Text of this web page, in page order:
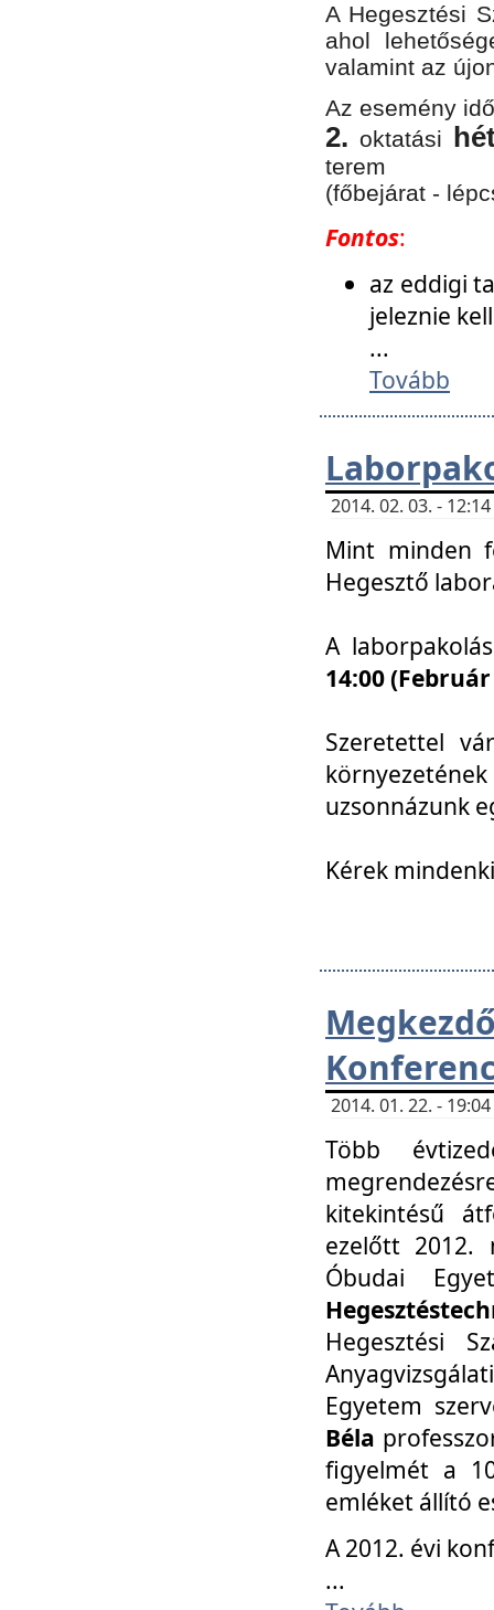
A Hegesztési
ahol
valamint az
Az esemény
2. oktatási
terem
(főbejárat -
Fontos:
az eddigi
jeleznie
...
Tovább
2014. 02. 03. -
Mint minden
Hegesztő
A
14:00
Szeretettel
uzsonnázunk
Kérek
2014. 01. 22. -
Több
kitekintésű
ezelőtt 2012.
Óbudai
Hegesztési
Egyetem
Béla
figyelmét a
emléket állító
A 2012. évi
...